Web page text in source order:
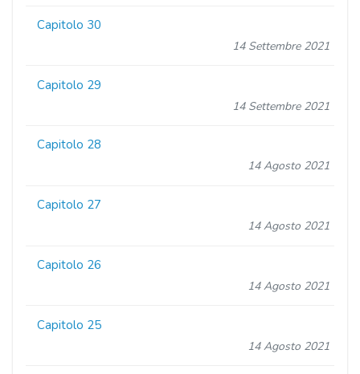
Capitolo 30
14 Settembre 2021
Capitolo 29
14 Settembre 2021
Capitolo 28
14 Agosto 2021
Capitolo 27
14 Agosto 2021
Capitolo 26
14 Agosto 2021
Capitolo 25
14 Agosto 2021